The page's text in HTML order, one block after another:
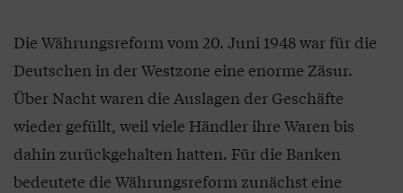
Die Währungsreform vom 20. Juni 1948 war für die
Deutschen in der Westzone eine enorme Zäsur.
Über Nacht waren die Auslagen der Geschäfte
wieder gefüllt, weil viele Händler ihre Waren bis
dahin zurückgehalten hatten. Für die Banken
bedeutete die Währungsreform zunächst eine